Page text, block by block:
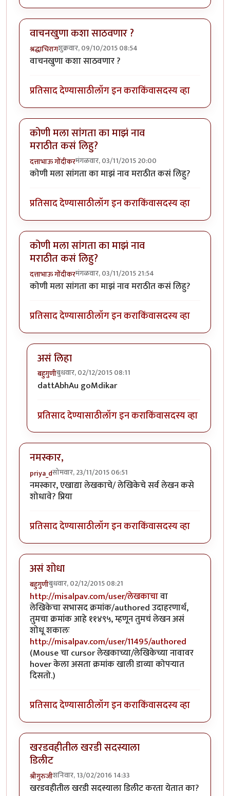
वाचनखुणा कशा साठवणार ?
श्रद्धाचिरागशुक्रवार, 09/10/2015 08:54
वाचनखुणा कशा साठवणार ?
प्रतिसाद देण्यासाठीलॉग इन कराकिंवासदस्य व्हा
कोणी मला सांगता का माझं नाव
मराठीत कसं लिहु?
दत्ताभाऊ गोंदीकरमंगळवार, 03/11/2015 20:00
कोणी मला सांगता का माझं नाव मराठीत कसं लिहु?
प्रतिसाद देण्यासाठीलॉग इन कराकिंवासदस्य व्हा
कोणी मला सांगता का माझं नाव
मराठीत कसं लिहु?
दत्ताभाऊ गोंदीकरमंगळवार, 03/11/2015 21:54
कोणी मला सांगता का माझं नाव मराठीत कसं लिहु?
प्रतिसाद देण्यासाठीलॉग इन कराकिंवासदस्य व्हा
असं लिहा
बहुगुणीबुधवार, 02/12/2015 08:11
In reply toकोणी मला सांगता का माझं नाव मराठीत कसं
dattAbhAu goMdikar
प्रतिसाद देण्यासाठीलॉग इन कराकिंवासदस्य व्हा
नमस्कार,
priya_dसोमवार, 23/11/2015 06:51
नमस्कार, एखाद्या लेखकाचे/ लेखिकेचे सर्व लेखन कसे
शोधावे? प्रिया
प्रतिसाद देण्यासाठीलॉग इन कराकिंवासदस्य व्हा
असं शोधा
बहुगुणीबुधवार, 02/12/2015 08:21
http://misalpav.com/user/लेखकाचावा
लेखिकेचा सभासद क्रमांक/authored उदाहरणार्थ,
तुमचा क्रमांक आहे ११४९५, म्हणून तुमचं लेखन असं
शोधू शकालः
http://misalpav.com/user/11495/authored
(Mouse चा cursor लेखकाच्या/लेखिकेच्या नावावर
hover केला असता क्रमांक खाली डाव्या कोपर्‍यात
दिसतो.)
प्रतिसाद देण्यासाठीलॉग इन कराकिंवासदस्य व्हा
खरडवहीतील खरडी सदस्याला
डिलीट
श्रीगुरुजीशनिवार, 13/02/2016 14:33
खरडवहीतील खरडी सदस्याला डिलीट करता येतात का?